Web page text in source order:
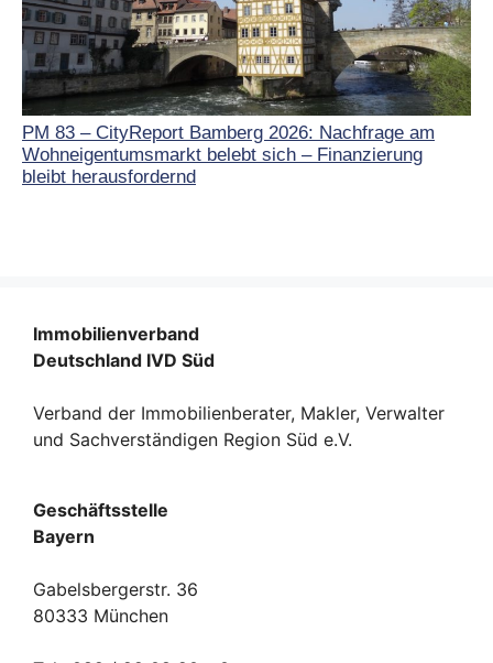
PM 83 – CityReport Bamberg 2026: Nachfrage am
Wohneigentumsmarkt belebt sich – Finanzierung
bleibt herausfordernd
Immobilienverband
Deutschland IVD Süd
Verband der Immobilienberater, Makler, Verwalter
und Sachverständigen Region Süd e.V.
Geschäftsstelle
Bayern
Gabelsbergerstr. 36
80333 München